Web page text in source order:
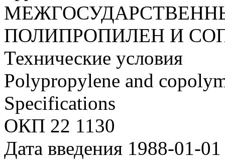
ПОЛИПРОПИЛЕН И
Технические условия
Polypropylene and
Specifications
ОКП 22 1130
Дата введения 1988-01-01